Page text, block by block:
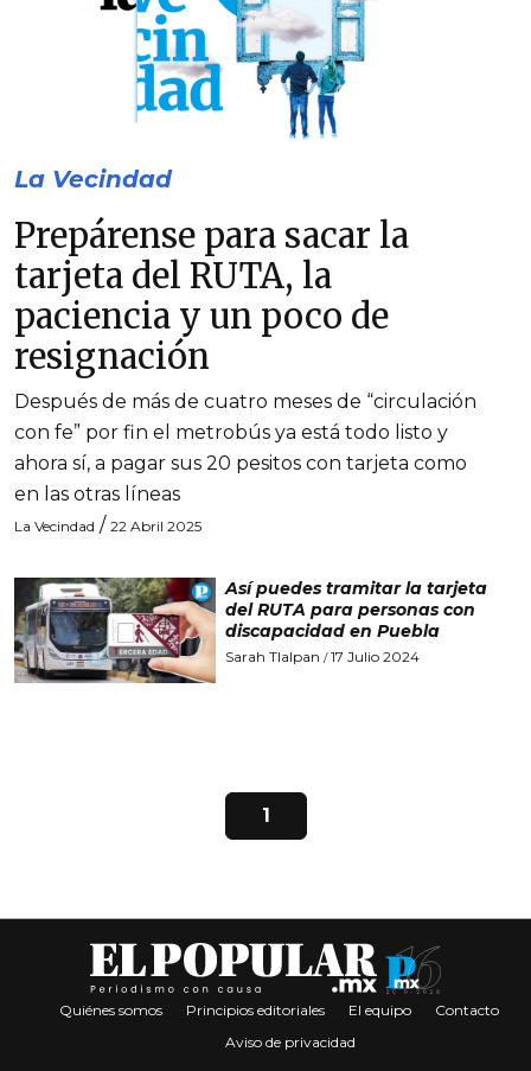
La Vecindad
Prepárense para sacar la
tarjeta del RUTA, la
paciencia y un poco de
resignación
Después de más de cuatro meses de “circulación
con fe” por fin el metrobús ya está todo listo y
ahora sí, a pagar sus 20 pesitos con tarjeta como
en las otras líneas
La Vecindad / 22 Abril 2025
Así puedes tramitar la tarjeta
del RUTA para personas con
discapacidad en Puebla
Sarah Tlalpan /17 Julio 2024
1
Quiénes somos Principios editoriales El equipo
Contacto
Aviso de privacidad